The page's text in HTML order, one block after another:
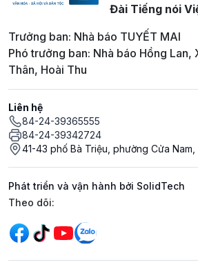
Đài Tiếng nói
Trưởng ban: Nhà báo TUYẾT MAI
Phó trưởng ban: Nhà báo Hồng Lan,
Thân, Hoài Thu
Liên hệ
84-24-39365555
84-24-39342724
41-43 phố Bà Triệu, phường Cửa Nam,
Phát triển và vận hành bởi SolidTech
Mạng xã hội
Theo dõi: